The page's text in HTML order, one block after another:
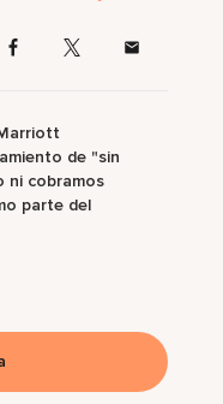
de "sin
ni cobramos
parte del